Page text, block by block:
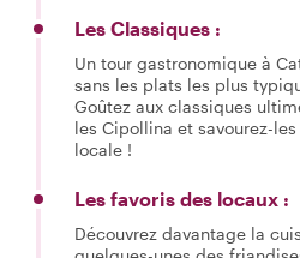
Les Classiques :
Un tour gastronomique à
sans les plats les plus
Goûtez aux classiques
les Cipollina et savourez-
locale !
Les favoris des locaux :
Découvrez davantage la